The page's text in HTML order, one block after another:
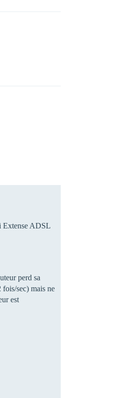
Extense ADSL
perd sa
sec) mais ne
est